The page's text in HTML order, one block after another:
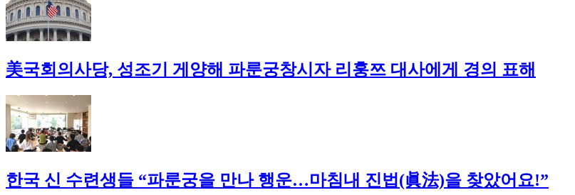
美국회의사당, 성조기 게양해 파룬궁창시자 리훙쯔 대사에게 경의 표해
한국 신 수련생들 “파룬궁을 만나 행운…마침내 진법(眞法)을 찾았어요!”